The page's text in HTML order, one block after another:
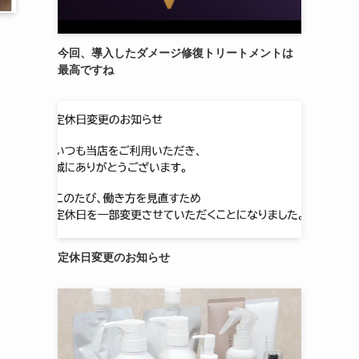
今回、導入したダメージ修復トリートメントは
最高ですね
定休日変更のお知らせ